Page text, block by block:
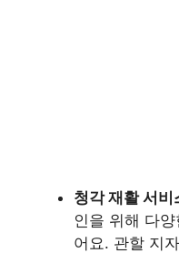
청각 재활 서비
인을 위해 다
어요. 관할 지